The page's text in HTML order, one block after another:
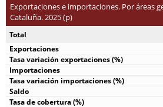
Exportaciones e importaciones. Por áreas
Cataluña. 2025 (p)
Total